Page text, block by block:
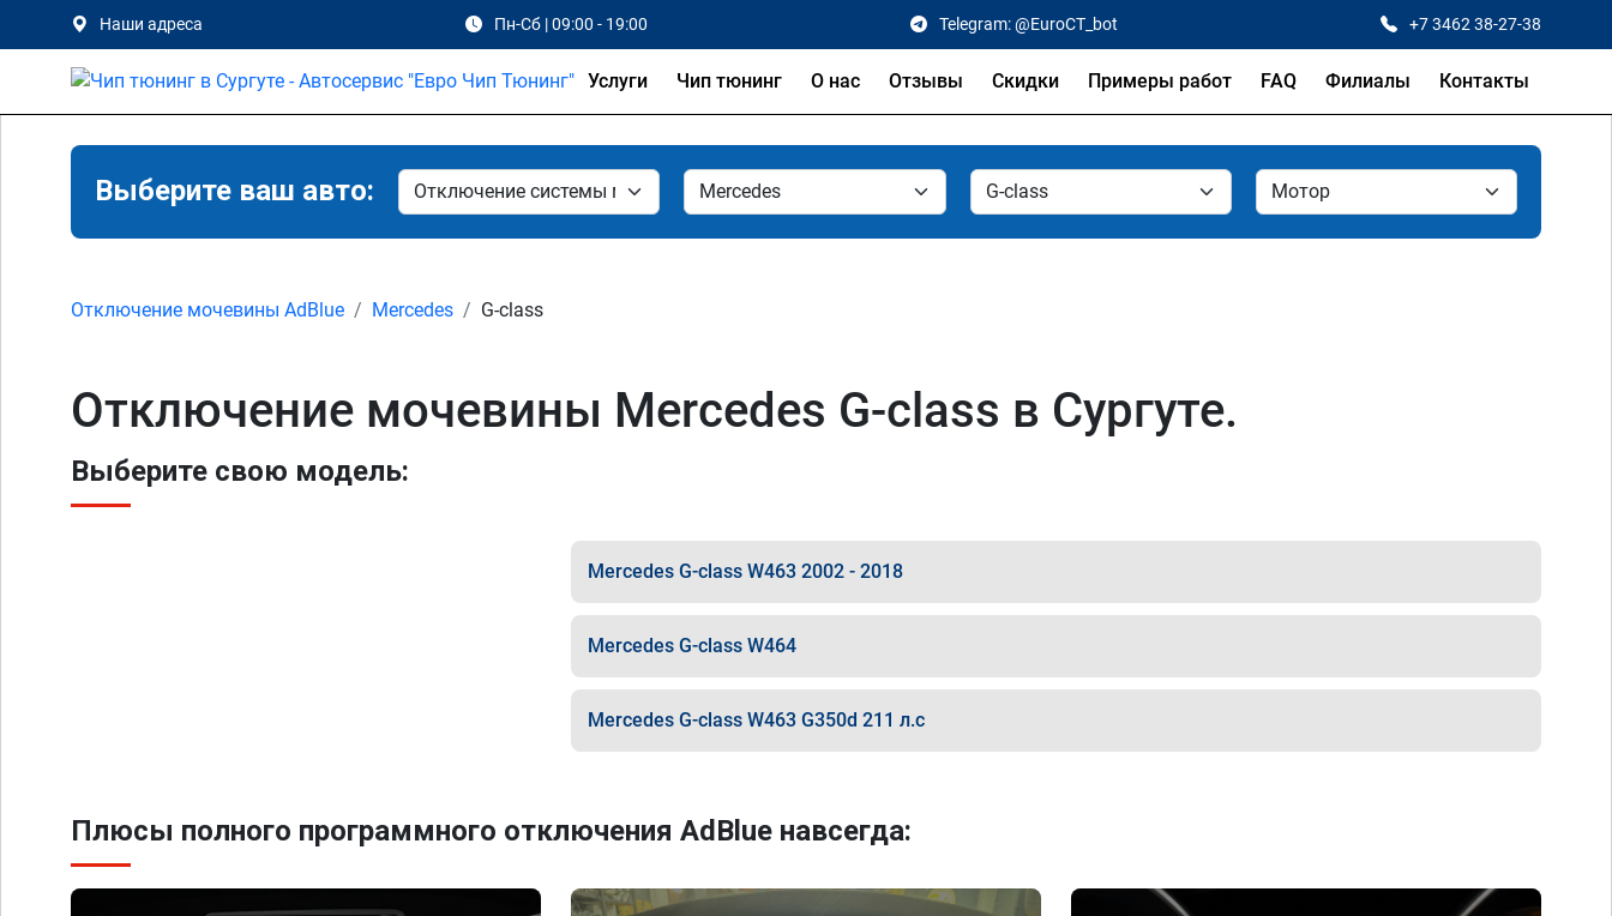
Наши адреса Пн-Сб | 09:00 - 19:00 Telegram: @EuroCT_bot +7 3462 38-27-38
Услуги Чип тюнинг О нас Отзывы Скидки Примеры работ FAQ Филиалы Контакты
Выберите ваш авто:
Отключение мочевины AdBlue Mercedes G-class
Отключение мочевины Mercedes G-class в Сургуте.
Выберите свою модель:
Mercedes G-class W463 2002 - 2018
Mercedes G-class W464
Mercedes G-class W463 G350d 211 л.с
Плюсы полного программного отключения AdBlue навсегда: